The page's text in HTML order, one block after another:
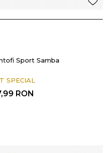
Sport Samba
SPECIAL
RON